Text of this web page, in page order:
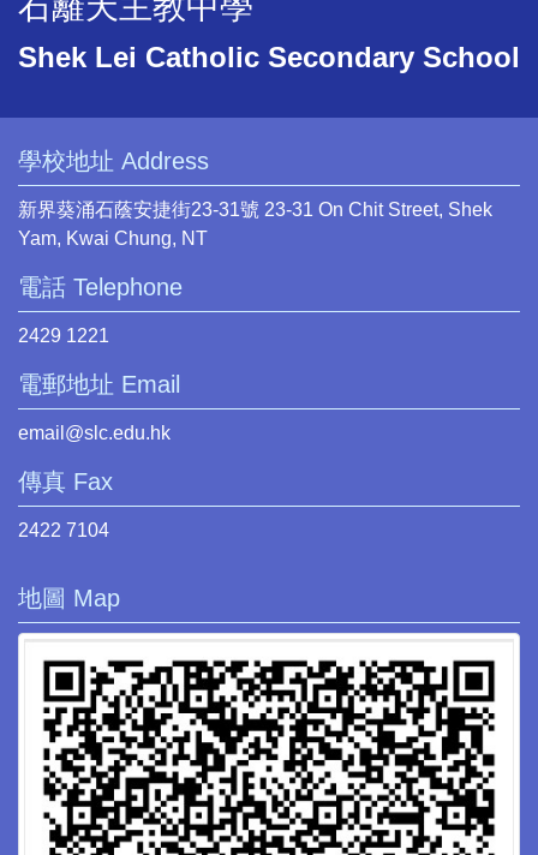
Shek Lei Catholic Secondary School
學校地址 Address
新界葵涌石蔭安捷街23-31號 23-31 On Chit Street, Shek
Yam, Kwai Chung, NT
電話 Telephone
2429 1221
電郵地址 Email
email@slc.edu.hk
傳真 Fax
2422 7104
地圖 Map